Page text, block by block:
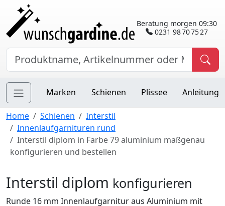
Beratung morgen 09:30
0231 98 70 75 27
Marken Schienen Plissee Anleitung
Home Schienen
Interstil
Innenlaufgarnituren rund
Interstil diplom in Farbe 79 aluminium maßgenau
konfigurieren und bestellen
Interstil diplom konfigurieren
Runde 16 mm Innenlaufgarnitur aus Aluminium mit